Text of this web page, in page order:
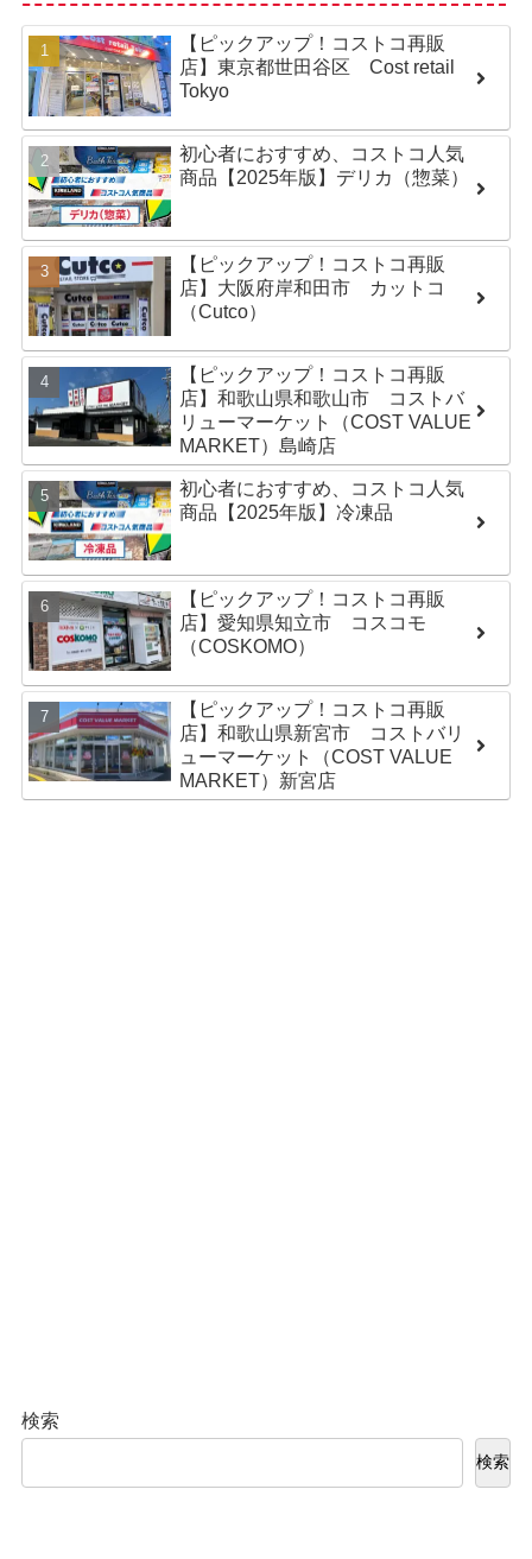
【ピックアップ！コストコ再販
店】東京都世田谷区 Cost retail
Tokyo
初心者におすすめ、コストコ人気
商品【2025年版】デリカ（惣菜）
【ピックアップ！コストコ再販
店】大阪府岸和田市 カットコ
（Cutco）
【ピックアップ！コストコ再販
店】和歌山県和歌山市 コストバ
リューマーケット（COST VALUE
MARKET）島崎店
初心者におすすめ、コストコ人気
商品【2025年版】冷凍品
【ピックアップ！コストコ再販
店】愛知県知立市 コスコモ
（COSKOMO）
【ピックアップ！コストコ再販
店】和歌山県新宮市 コストバリ
ューマーケット（COST VALUE
MARKET）新宮店
検索
検索